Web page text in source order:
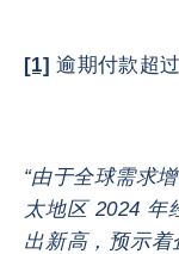
[1] 逾期付款超
“由于全球需求
太地区 2024 年
出新高，预示